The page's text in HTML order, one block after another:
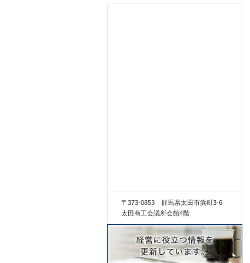
〒373-0853 群馬県太田市浜町3-6
太田商工会議所会館4階